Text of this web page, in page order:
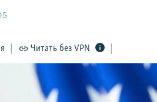
Читать без VPN